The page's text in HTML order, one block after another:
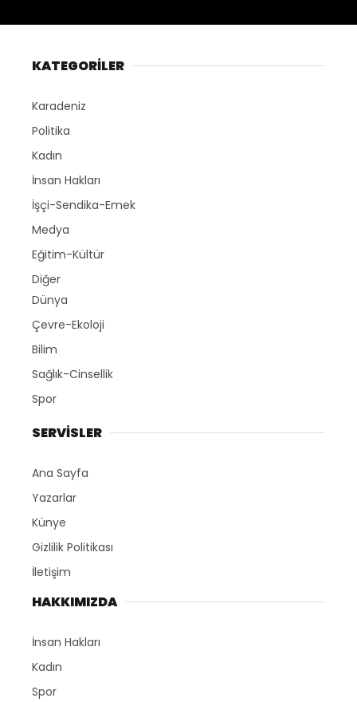
KATEGORİLER
Karadeniz
Politika
Kadın
İnsan Hakları
İşçi-Sendika-Emek
Medya
Eğitim-Kültür
Diğer
Dünya
Çevre-Ekoloji
Bilim
Sağlık-Cinsellik
Spor
SERVİSLER
Ana Sayfa
Yazarlar
Künye
Gizlilik Politikası
İletişim
HAKKIMIZDA
İnsan Hakları
Kadın
Spor